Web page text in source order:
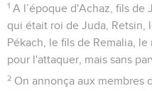
1 A l’époque d'Achaz, fils de
qui était roi de Juda, Retsin,
Pékach, le fils de Remalia,
pour l'attaquer, mais sans
2 On annonça aux membres